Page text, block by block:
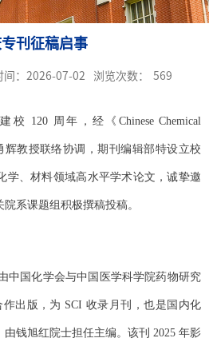
刊征稿启事
间：2026-07-02 浏览次数： 569
校 120 周年，经《 Chinese Chemical
辉教授联络协调，期刊编辑部特设立校
学、材料领域高水平学术论文，诚挚邀
系课题组积极撰稿投稿。
中国化学会与中国医学科学院药物研究
作出版，为 SCI 收录月刊，也是国内化
由钱旭红院士担任主编。该刊 2025 年影